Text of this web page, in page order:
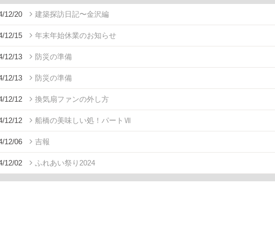
12/20 建築探訪日記〜金沢編
12/15 年末年始休業のお知らせ
12/13 防災の準備
12/13 防災の準備
12/12 換気扇ファンの外し方
12/12 船橋の美味しい処！パートⅦ
12/06 吉報
12/02 ふれあい祭り2024